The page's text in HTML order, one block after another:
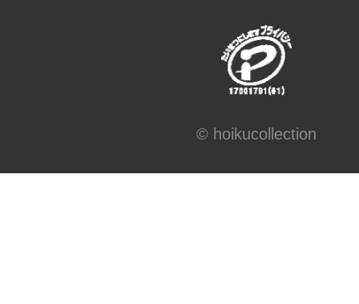
© hoikucollection